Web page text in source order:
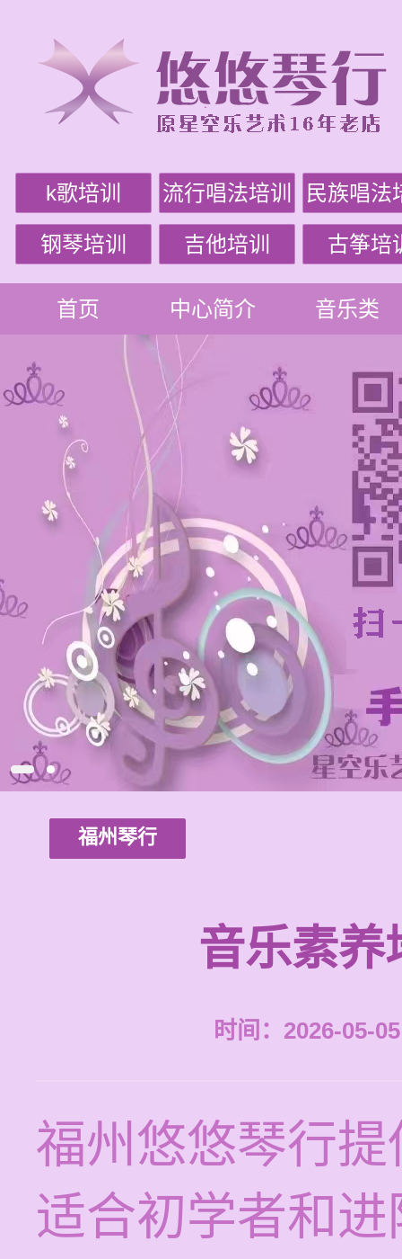
k歌培训 流行唱法培训 民族唱法
钢琴培训 吉他培训 古筝培
首页 中心简介 音乐类
福州琴行
音乐素养
时间：2026-05-
福州悠悠琴行
适合初学者和